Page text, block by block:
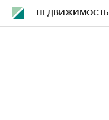
НЕДВИЖИМОСТЬ